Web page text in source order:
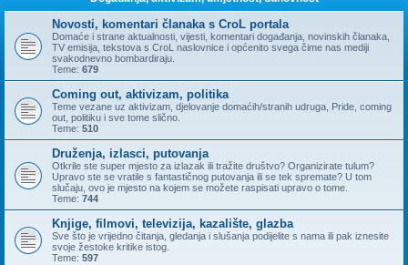
Novosti, komentari članaka s CroL portala
Domaće i strane aktualnosti, vijesti, komentari događanja, novinskih članaka,
TV emisija, tekstova s CroL naslovnice i općenito svega čime nas mediji
svakodnevno bombardiraju.
Teme: 679
Coming out, aktivizam, politika
Teme vezane uz aktivizam, djelovanje domaćih/stranih udruga, Pride, coming
out, politiku i sve tome slično.
Teme: 510
Druženja, izlasci, putovanja
Otkrile ste super mjesto za izlazak ili tražite društvo? Organizirate tulum?
Upravo ste se vratile s fantastičnog putovanja ili se tek spremate? U tom
slučaju, ovo je mjesto na kojem se možete raspisati upravo o tome.
Teme: 744
Knjige, filmovi, televizija, kazalište, glazba
Sve što je vrijedno čitanja, gledanja i slušanja podijelite s nama ili pak iznesite
svoje žestoke kritike istog.
Teme: 597